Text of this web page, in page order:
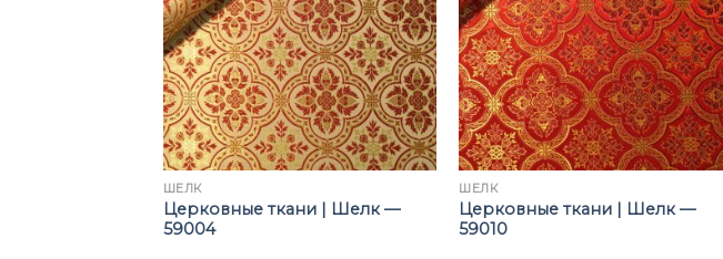
ШЁЛК
Церковные ткани | Шелк —
59004
ШЁЛК
Церковные ткани | Шелк —
59010